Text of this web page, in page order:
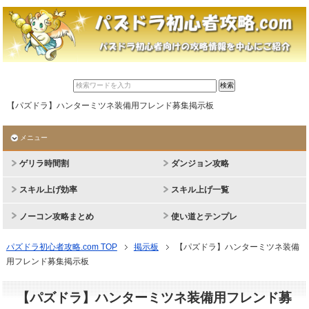
【パズドラ】ハンターミツネ装備用フレンド募集掲示板
メニュー
ゲリラ時間割 ダンジョン攻略
スキル上げ効率 スキル上げ一覧
ノーコン攻略まとめ 使い道とテンプレ
パズドラ初心者攻略.com TOP 掲示板
【パズドラ】ハンターミツネ装備
用フレンド募集掲示板
【パズドラ】ハンターミツネ装備用フレンド募